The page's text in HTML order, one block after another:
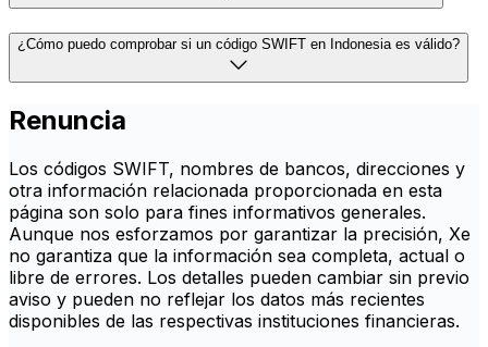
¿Cómo puedo comprobar si un código SWIFT en Indonesia es válido?
Renuncia
Los códigos SWIFT, nombres de bancos, direcciones y
otra información relacionada proporcionada en esta
página son solo para fines informativos generales.
Aunque nos esforzamos por garantizar la precisión, Xe
no garantiza que la información sea completa, actual o
libre de errores. Los detalles pueden cambiar sin previo
aviso y pueden no reflejar los datos más recientes
disponibles de las respectivas instituciones financieras.